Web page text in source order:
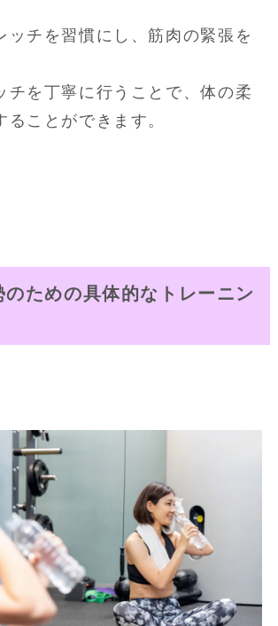
ッチを習慣にし、筋肉の緊張を
チを丁寧に行うことで、体の柔
ることができます。
のための具体的なトレーニン